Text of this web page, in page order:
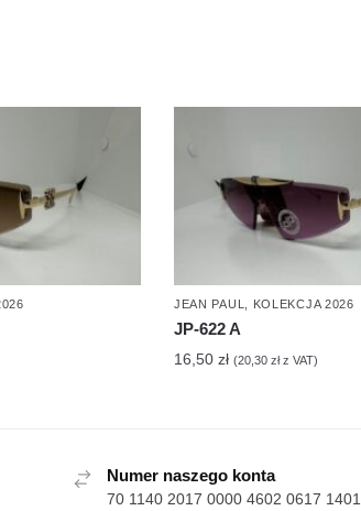
JEAN PAUL, KOLEKCJA 2026
JP-622 A
16,50 zł (20,30 złz VAT)
Numer naszego konta
70 1140 2017 0000 4602 0617 1401